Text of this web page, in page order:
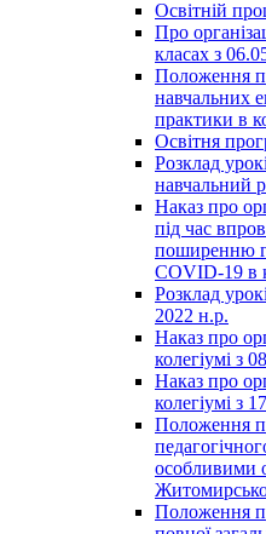
Освітній
Про
класах з
Положення
навчальних
практики в
Освітня
Розклад
навчальний
Наказ про
під час
поширенню
COVID-19 в
Розклад
2022 н.р.
Наказ про
колегіумі з
Наказ про
колегіумі з
Положення
особливими
Положення